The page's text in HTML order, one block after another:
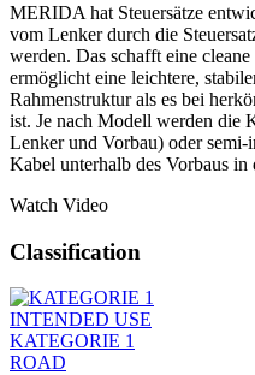
MERIDA hat Steuersätze
vom Lenker durch die
werden. Das schafft eine
ermöglicht eine leichtere,
Rahmenstruktur als es bei
ist. Je nach Modell werden die
Lenker und Vorbau) oder
Kabel unterhalb des Vorbaus in
Watch Video
Classification
INTENDED USE
KATEGORIE 1
ROAD